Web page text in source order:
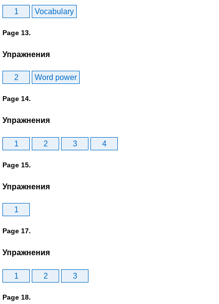
1 Vocabulary
Page 13.
Упражнения
2 Word power
Page 14.
Упражнения
1 2 3 4
Page 15.
Упражнения
1
Page 17.
Упражнения
1 2 3
Page 18.